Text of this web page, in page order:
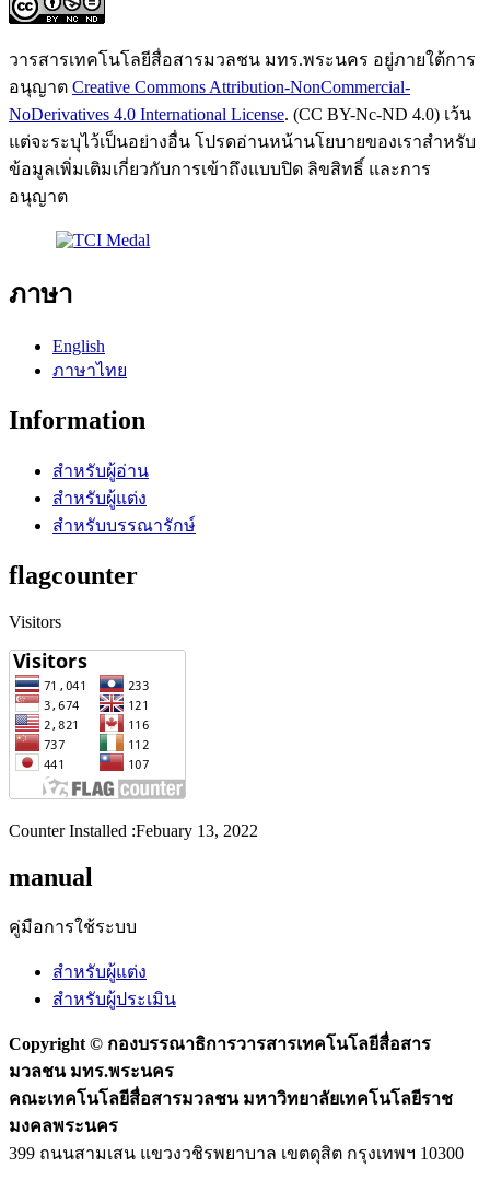
วารสารเทคโนโลยีสื่อสารมวลชน มทร.พระนคร อยู่ภายใต้การ
อนุญาต Creative Commons Attribution-NonCommercial-
NoDerivatives 4.0 International License. (CC BY-Nc-ND 4.0) เว้น
แต่จะระบุไว้เป็นอย่างอื่น โปรดอ่านหน้านโยบายของเราสำหรับ
ข้อมูลเพิ่มเติมเกี่ยวกับการเข้าถึงแบบปิด ลิขสิทธิ์ และการ
อนุญาต
ภาษา
English
ภาษาไทย
Information
สำหรับผู้อ่าน
สำหรับผู้แต่ง
สำหรับบรรณารักษ์
flagcounter
Visitors
Counter Installed :Febuary 13, 2022
manual
คู่มือการใช้ระบบ
สำหรับผู้แต่ง
สำหรับผู้ประเมิน
Copyright © กองบรรณาธิการวารสารเทคโนโลยีสื่อสาร
มวลชน มทร.พระนคร
คณะเทคโนโลยีสื่อสารมวลชน มหาวิทยาลัยเทคโนโลยีราช
มงคลพระนคร
399 ถนนสามเสน แขวงวชิรพยาบาล เขตดุสิต กรุงเทพฯ 10300